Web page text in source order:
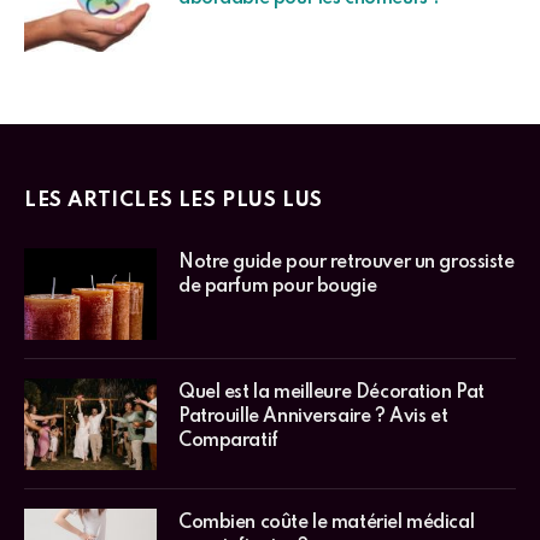
LES ARTICLES LES PLUS LUS
Notre guide pour retrouver un grossiste
de parfum pour bougie
Quel est la meilleure Décoration Pat
Patrouille Anniversaire ? Avis et
Comparatif
Combien coûte le matériel médical